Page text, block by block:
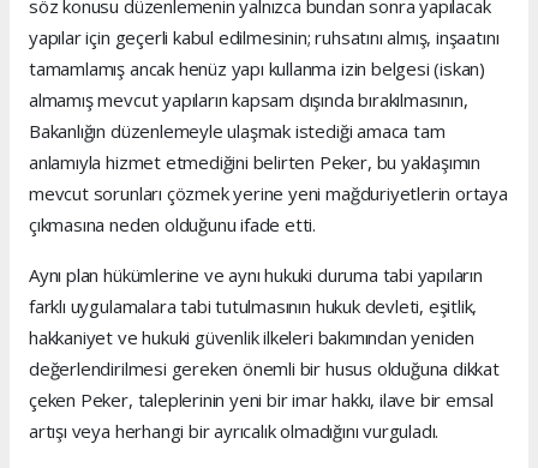
söz konusu düzenlemenin yalnızca bundan sonra yapılacak
yapılar için geçerli kabul edilmesinin; ruhsatını almış, inşaatını
tamamlamış ancak henüz yapı kullanma izin belgesi (iskan)
almamış mevcut yapıların kapsam dışında bırakılmasının,
Bakanlığın düzenlemeyle ulaşmak istediği amaca tam
anlamıyla hizmet etmediğini belirten Peker, bu yaklaşımın
mevcut sorunları çözmek yerine yeni mağduriyetlerin ortaya
çıkmasına neden olduğunu ifade etti.
Aynı plan hükümlerine ve aynı hukuki duruma tabi yapıların
farklı uygulamalara tabi tutulmasının hukuk devleti, eşitlik,
hakkaniyet ve hukuki güvenlik ilkeleri bakımından yeniden
değerlendirilmesi gereken önemli bir husus olduğuna dikkat
çeken Peker, taleplerinin yeni bir imar hakkı, ilave bir emsal
artışı veya herhangi bir ayrıcalık olmadığını vurguladı.